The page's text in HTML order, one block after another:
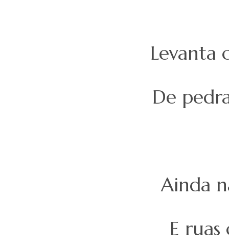
Levanta
De
Ainda
E